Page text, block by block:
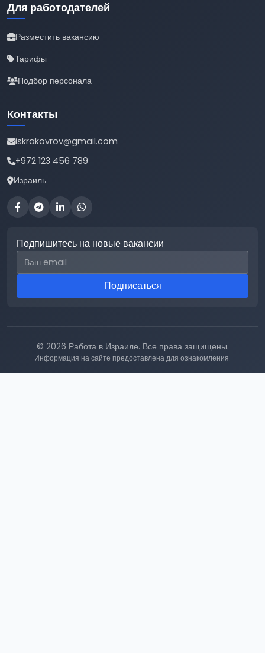
Для работодателей
Разместить вакансию
Тарифы
Подбор персонала
Контакты
iskrakovrov@gmail.com
+972 123 456 789
Израиль
Подпишитесь на новые вакансии
Email для подписки
Подписаться
© 2026 Работа в Израиле. Все права защищены.
Информация на сайте предоставлена для ознакомления.